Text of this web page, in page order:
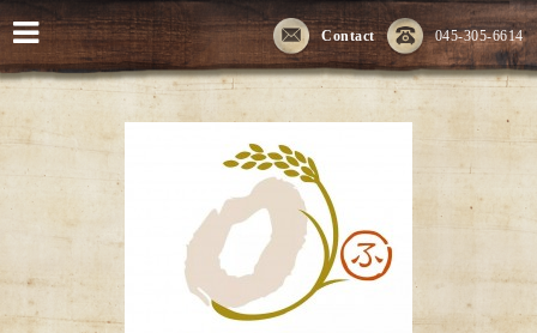
045-305-6614
Contact